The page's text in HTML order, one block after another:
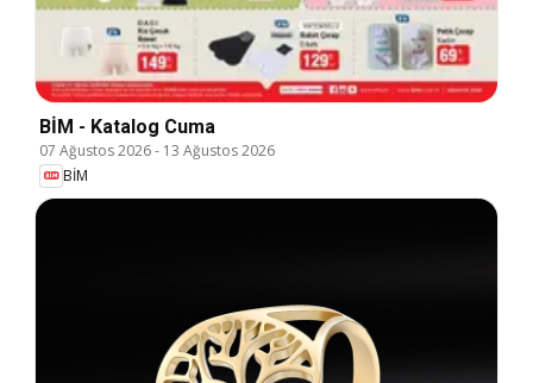
BİM - Katalog Cuma
07 Ağustos 2026- 13 Ağustos 2026
BİM